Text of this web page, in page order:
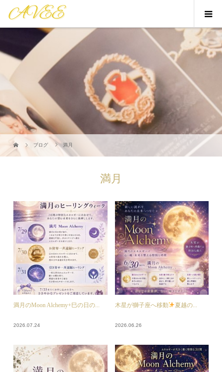
ブログ 満月
満月
満月のMoon Alchemy+巳の日の...
2026.07.24
木星が獅子座へ移動 夏越の...
2026.06.26